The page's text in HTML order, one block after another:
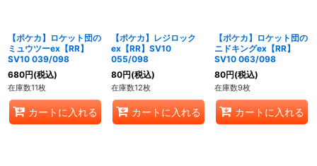
【ポケカ】ロケット団の
ミュウツーex【RR】
SV10 039/098
680円(税込)
在庫数11枚
カートに入れる
【ポケカ】レジロック
ex【RR】SV10
055/098
80円(税込)
在庫数12枚
カートに入れる
【ポケカ】ロケット団の
ニドキングex【RR】
SV10 063/098
80円(税込)
在庫数9枚
カートに入れる